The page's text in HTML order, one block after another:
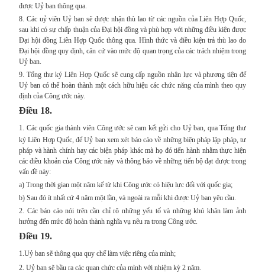
được Uỷ ban thông qua.
8. Các uỷ viên Uỷ ban sẽ được nhận thù lao từ các nguồn của Liên Hợp Quốc,
sau khi có sự chấp thuận của Đại hội đồng và phù hợp với những điều kiện được
Đại hội đồng Liên Hợp Quốc thông qua. Hình thức và điều kiện trả thù lao do
Đại hội đồng quy định, căn cứ vào mức độ quan trọng của các trách nhiệm trong
Uỷ ban.
9. Tổng thư ký Liên Hợp Quốc sẽ cung cấp nguồn nhân lực và phương tiện để
Uỷ ban có thể hoàn thành một cách hữu hiệu các chức năng của mình theo quy
định của Công ước này.
Điều 18.
1. Các quốc gia thành viên Công ước sẽ cam kết gửi cho Uỷ ban, qua Tổng thư
ký Liên Hợp Quốc, để Uỷ ban xem xét báo cáo về những biện pháp lập pháp, tư
pháp và hành chính hay các biện pháp khác mà họ đó tiến hành nhằm thực hiện
các điều khoản của Công ước này và thông báo về những tiến bộ đạt được trong
vấn đề này:
a) Trong thời gian một năm kể từ khi Công ước có hiệu lực đối với quốc gia;
b) Sau đó ít nhất cứ 4 năm một lần, và ngoài ra mỗi khi được Uỷ ban yêu cầu.
2. Các báo cáo nói trên cần chỉ rõ những yếu tố và những khú khăn làm ảnh
hưởng đến mức độ hoàn thành nghĩa vụ nêu ra trong Công ước.
Điều 19.
1.Uỷ ban sẽ thông qua quy chế làm việc riêng của mình;
2. Uỷ ban sẽ bầu ra các quan chức của mình với nhiệm kỳ 2 năm.